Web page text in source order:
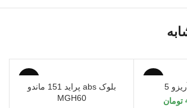
تومان
بلوک abs پراید 151 ماندو
MGH60